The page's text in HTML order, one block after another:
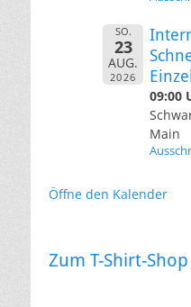
SO.
23
AUG.
2026
09:00
Main
Öffne den Kalender
Zum T-Shirt-Shop